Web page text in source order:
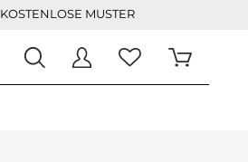
KOSTENLOSE MUSTER